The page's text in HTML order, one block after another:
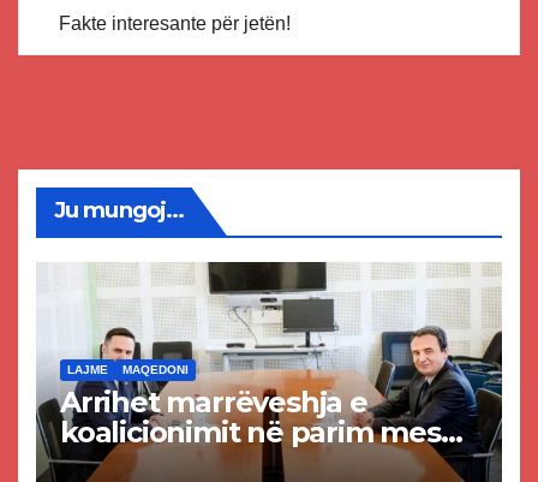
Fakte interesante për jetën!
Ju mungoj...
LAJME MAQEDONI
Arrihet marrëveshja e
koalicionimit në parim mes
Kurtit dhe Abdixhikut